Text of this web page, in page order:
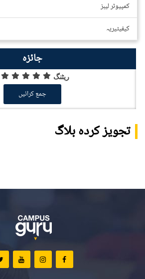
کمپیوٹر لیبز
کیفیٹیریہ
جائزہ
ریٹنگ
جمع کرائیں
تجویز کردہ بلاگ